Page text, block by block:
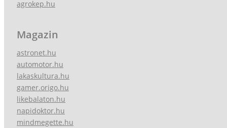
agrokep.hu
Magazin
astronet.hu
automotor.hu
lakaskultura.hu
gamer.origo.hu
likebalaton.hu
napidoktor.hu
mindmegette.hu